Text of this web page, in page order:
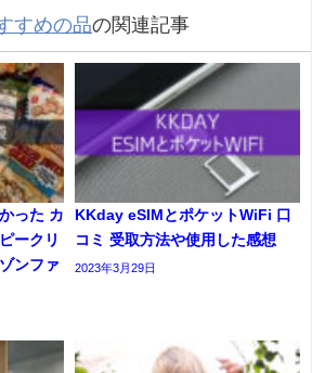
すめの品の関連記事
った カ
ークリ
ンファ
KKday eSIMとポケットWiFi 口
コミ 受取方法や使用した感想
2023年3月29日